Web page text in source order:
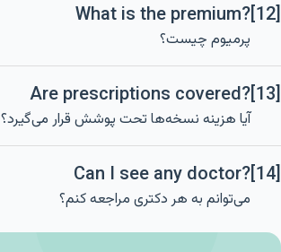
[12]
What is the premium?
پرمیوم چیست؟
[13]
Are prescriptions covered?
آیا هزینه نسخه‌ها تحت پوشش قرار می‌گیرد؟
[14]
Can I see any doctor?
می‌توانم به هر دکتری مراجعه کنم؟